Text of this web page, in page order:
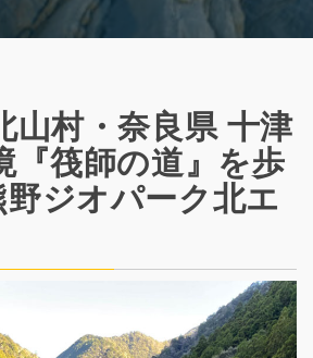
山村・奈良県 十津
『筏師の道』を歩
野ジオパーク北エ